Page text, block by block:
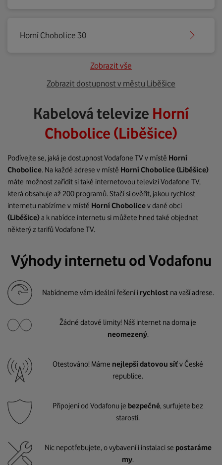
Horní Chobolice 30
Zobrazit vše
Zobrazit dostupnost v městu Liběšice
Kabelová televize Horní
Chobolice (Liběšice)
Podívejte se, jaká je dostupnost Vodafone TV v místě Horní
Chobolice. Na každé adrese v místě Horní Chobolice(Liběšice)
máte možnost zařídit si také internetovou televizi Vodafone TV,
která obsahuje až 200 programů. Stačí si ověřit, jakou rychlost
internetu nabízíme v místě Horní Chobolicev dané obci
(Liběšice)a k nabídce internetu si můžete hned také objednat
některý z tarifů Vodafone TV.
Výhody internetu od Vodafonu
Nabídneme vám ideální řešení i rychlost na vaší adrese.
Žádné datové limity! Náš internet na doma je
neomezený.
Otestováno! Máme nejlepší datovou síťv České
republice.
Připojení od Vodafonu je bezpečné, surfujete bez
starostí.
Nic nepotřebujete, o vybavení i instalaci se postaráme
my.